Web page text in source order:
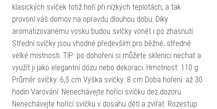
klasických svíček totiž hoří při nízkých teplotách, a tak
provoní váš domov na opravdu dlouhou dobu. Díky
aromatizovanému vosku budou svíčky vonět i po zhasnutí.
Střední svíčky jsou vhodné především pro běžné, středně
velké místnosti. TIP: po dohoření si můžete sklenici nechat a
využít ji jako elegantní dózu nebo dekoraci. Hmotnost: 110 g
Průměr svíčky: 6,5 cm Výška svíčky: 8 cm Doba hoření: až 30
hodin Varování: Nenechávejte hořící svíčku dez dozoru.
Nenechávejte hořící svíčku v dosahu dětí a zvířat. Rozestup